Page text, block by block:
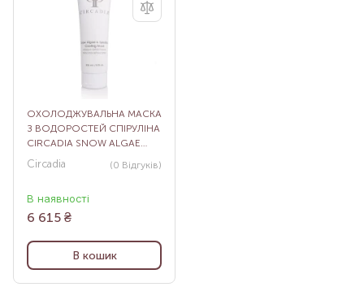
ОХОЛОДЖУВАЛЬНА МАСКА
З ВОДОРОСТЕЙ СПІРУЛІНА
CIRCADIA SNOW ALGAE
AND SPIRULINA COOLING
Circadia (0 Відгуків)
В наявності
6 615 ₴
В кошик